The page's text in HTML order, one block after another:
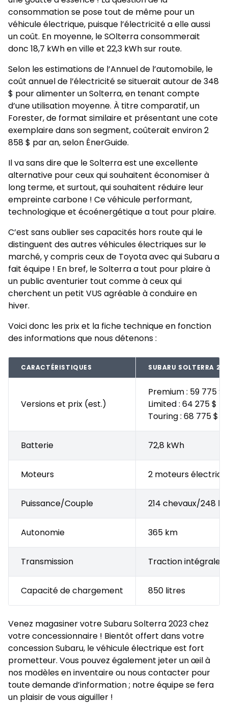
consommation se pose tout de même pour un
véhicule électrique, puisque l’électricité a elle aussi
un coût. En moyenne, le SOlterra consommerait
donc 18,7 kWh en ville et 22,3 kWh sur route.
Selon les estimations de l’Annuel de l’automobile, le
coût annuel de l’électricité se situerait autour de 348
$ pour alimenter un Solterra, en tenant compte
d’une utilisation moyenne. À titre comparatif, un
Forester, de format similaire et présentant une cote
exemplaire dans son segment, coûterait environ 2
858 $ par an, selon ÉnerGuide.
Il va sans dire que le Solterra est une excellente
alternative pour ceux qui souhaitent économiser à
long terme, et surtout, qui souhaitent réduire leur
empreinte carbone ! Ce véhicule performant,
technologique et écoénergétique a tout pour plaire.
C’est sans oublier ses capacités hors route qui le
distinguent des autres véhicules électriques sur le
marché, y compris ceux de Toyota avec qui Subaru a
fait équipe ! En bref, le Solterra a tout pour plaire à
un public aventurier tout comme à ceux qui
cherchent un petit VUS agréable à conduire en
hiver.
Voici donc les prix et la fiche technique en fonction
des informations que nous détenons :
CARACTÉRISTIQUES SUBARU SOLTERRA
Versions et prix (est.)
Premium : 59 775 $
Limited : 64 275 $
Touring : 68 775 $
Batterie 72,8 kWh
Moteurs 2 moteurs
Puissance/Couple 214 chevaux/248
Autonomie 365 km
Transmission Traction intégrale
Capacité de chargement 850 litres
Venez magasiner votre Subaru Solterra 2023chez
votre concessionnaire ! Bientôt offert dans votre
concession Subaru, le véhicule électrique est fort
prometteur. Vous pouvez également jeter un œil à
nos modèles en inventaire ou nous contacter pour
toute demande d’information ; notre équipe se fera
un plaisir de vous aiguiller !